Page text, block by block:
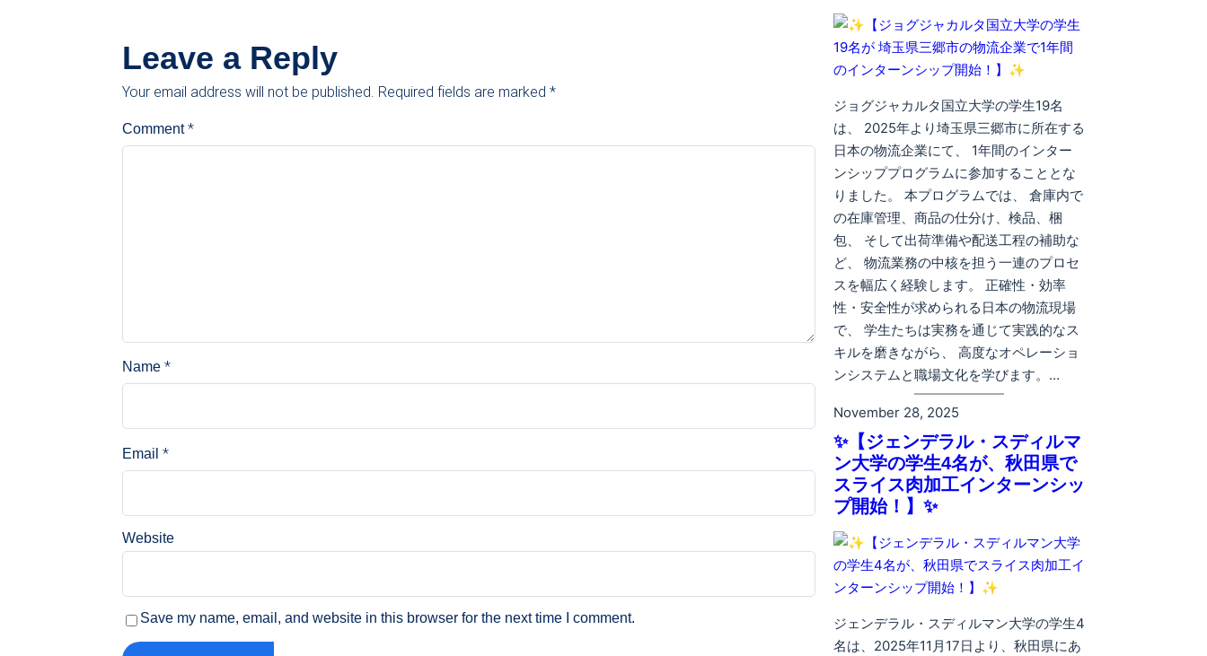
Leave a Reply
Your email address will not be published. Required fields are marked *
Comment*
Name *
Email *
Website
Save my name, email, and website in this browser for the next time I comment.
ジョグジャカルタ国立大学の学生19名
は、 2025年より埼玉県三郷市に所在する
日本の物流企業にて、 1年間のインター
ンシッププログラムに参加することとな
りました。 本プログラムでは、 倉庫内で
の在庫管理、商品の仕分け、検品、梱
包、 そして出荷準備や配送工程の補助な
ど、 物流業務の中核を担う一連のプロセ
スを幅広く経験します。 正確性・効率
性・安全性が求められる日本の物流現場
で、 学生たちは実務を通じて実践的なス
キルを磨きながら、 高度なオペレーショ
ンシステムと職場文化を学びます。…
November 28, 2025
✨【ジェンデラル・スディルマ
ン大学の学生4名が、秋田県で
スライス肉加工インターンシッ
プ開始！】✨
ジェンデラル・スディルマン大学の学生4
名は、2025年11月17日より、秋田県にあ